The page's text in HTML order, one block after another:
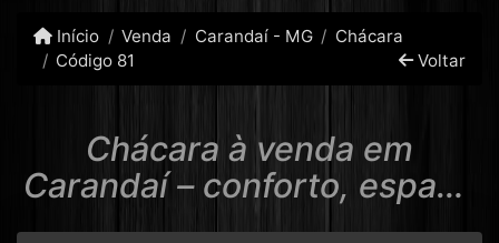
Início Venda Carandaí - MG
Chácara
Código 81
Voltar
Chácara à venda em
Carandaí – conforto, espaço
e natureza a poucos minutos